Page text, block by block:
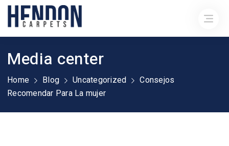
Media center
Home Blog Uncategorized
Consejos
Recomendar Para La mujer